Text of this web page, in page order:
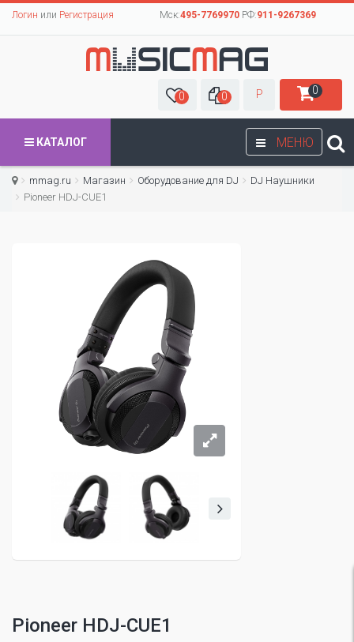
Логин или Регистрация Мск:495-7769970РФ:911-9267369
0 0 Р 0
МЕНЮ
КАТАЛОГ
mmag.ru Магазин Оборудование для DJ
DJ Наушники
Pioneer HDJ-CUE1
Pioneer HDJ-CUE1